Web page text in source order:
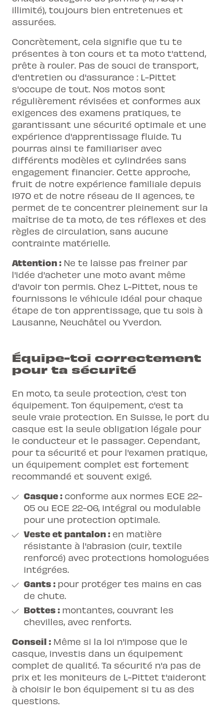
illimité), toujours bien entretenues et
assurées.
Concrètement, cela signifie que tu te
présentes à ton cours et ta moto t'attend,
prête à rouler. Pas de souci de transport,
d'entretien ou d'assurance : L-Pittet
s'occupe de tout. Nos motos sont
régulièrement révisées et conformes aux
exigences des examens pratiques, te
garantissant une sécurité optimale et une
expérience d'apprentissage fluide. Tu
pourras ainsi te familiariser avec
différents modèles et cylindrées sans
engagement financier. Cette approche,
fruit de notre expérience familiale depuis
1970 et de notre réseau de 11 agences, te
permet de te concentrer pleinement sur la
maîtrise de ta moto, de tes réflexes et des
règles de circulation, sans aucune
contrainte matérielle.
Attention : Ne te laisse pas freiner par
l'idée d'acheter une moto avant même
d'avoir ton permis. Chez L-Pittet, nous te
fournissons le véhicule idéal pour chaque
étape de ton apprentissage, que tu sois à
Lausanne, Neuchâtel ou Yverdon.
Équipe-toi correctement
pour ta sécurité
En moto, ta seule protection, c'est ton
équipement. Ton équipement, c'est ta
seule vraie protection. En Suisse, le port du
casque est la seule obligation légale pour
le conducteur et le passager. Cependant,
pour ta sécurité et pour l'examen pratique,
un équipement complet est fortement
recommandé et souvent exigé.
Casque : conforme aux normes ECE 22-
05 ou ECE 22-06, intégral ou modulable
pour une protection optimale.
Veste et pantalon : en matière
résistante à l'abrasion (cuir, textile
renforcé) avec protections homologuées
intégrées.
Gants : pour protéger tes mains en cas
de chute.
Bottes : montantes, couvrant les
chevilles, avec renforts.
Conseil : Même si la loi n'impose que le
casque, investis dans un équipement
complet de qualité. Ta sécurité n'a pas de
prix et les moniteurs de L-Pittet t'aideront
à choisir le bon équipement si tu as des
questions.